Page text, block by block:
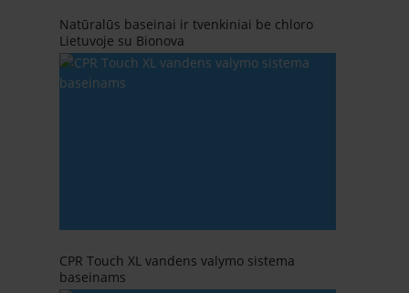
Natūralūs baseinai ir tvenkiniai be chloro
Lietuvoje su Bionova
CPR Touch XL vandens valymo sistema
baseinams